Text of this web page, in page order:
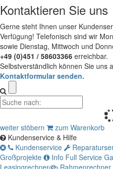
Kontaktieren Sie uns
Gerne steht Ihnen unser
Verfügung! Telefonisch sind wir
sowie Dienstag, Mittwoch und
+49 (0)451 / 58603366 erreichbar.
Selbstverständlich können Sie uns
Kontaktformular senden.
weiter stöbern
zum Warenkorb
Kundenservice & Hilfe
Kundenservice
Großprojekte
Info Full Service
Leasingrechner
Rahmenrechner